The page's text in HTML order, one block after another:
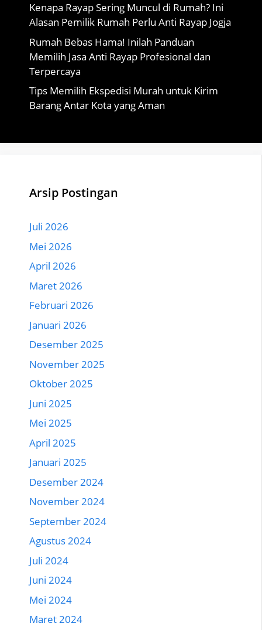
Kenapa Rayap Sering Muncul di Rumah? Ini
Alasan Pemilik Rumah Perlu Anti Rayap Jogja
Rumah Bebas Hama! Inilah Panduan
Memilih Jasa Anti Rayap Profesional dan
Terpercaya
Tips Memilih Ekspedisi Murah untuk Kirim
Barang Antar Kota yang Aman
Arsip Postingan
Juli 2026
Mei 2026
April 2026
Maret 2026
Februari 2026
Januari 2026
Desember 2025
November 2025
Oktober 2025
Juni 2025
Mei 2025
April 2025
Januari 2025
Desember 2024
November 2024
September 2024
Agustus 2024
Juli 2024
Juni 2024
Mei 2024
Maret 2024